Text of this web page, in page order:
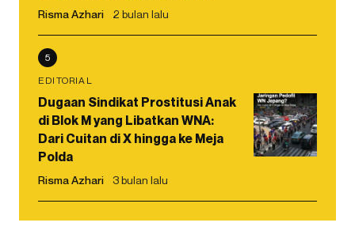
Risma Azhari 2 bulan lalu
5
EDITORIAL
Dugaan Sindikat Prostitusi Anak
di Blok M yang Libatkan WNA:
Dari Cuitan di X hingga ke Meja
Polda
Risma Azhari 3 bulan lalu